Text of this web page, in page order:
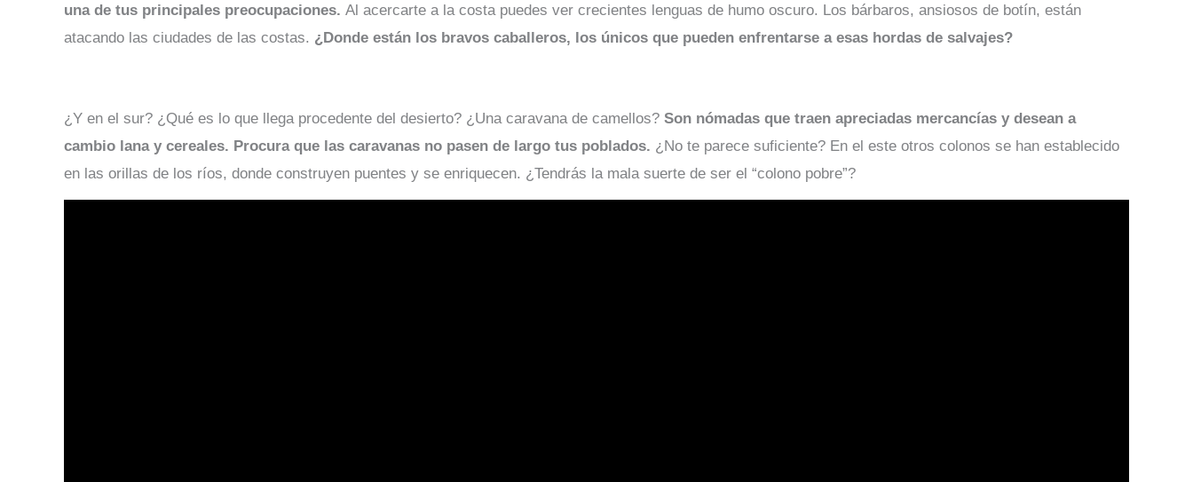
una de tus principales preocupaciones. Al acercarte a la costa puedes ver crecientes lenguas de humo oscuro. Los bárbaros, ansiosos de botín, están
atacando las ciudades de las costas. ¿Donde están los bravos caballeros, los únicos que pueden enfrentarse a esas hordas de salvajes?
¿Y en el sur? ¿Qué es lo que llega procedente del desierto? ¿Una caravana de camellos? Son nómadas que traen apreciadas mercancías y desean a
cambio lana y cereales. Procura que las caravanas no pasen de largo tus poblados. ¿No te parece suficiente? En el este otros colonos se han establecido
en las orillas de los ríos, donde construyen puentes y se enriquecen. ¿Tendrás la mala suerte de ser el “colono pobre”?